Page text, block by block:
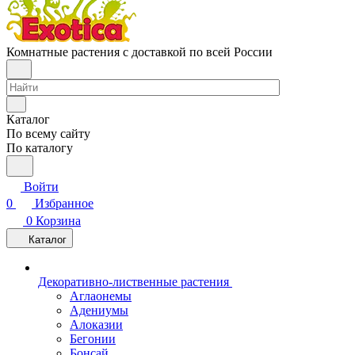
Комнатные растения с доставкой по всей России
Каталог
По всему сайту
По каталогу
Войти
0
Избранное
0 Корзина
Каталог
Декоративно-лиственные растения
Аглаонемы
Адениумы
Алоказии
Бегонии